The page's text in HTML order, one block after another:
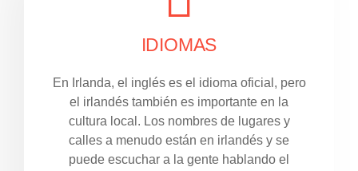
IDIOMAS
En Irlanda, el inglés es el idioma oficial, pero
el irlandés también es importante en la
cultura local. Los nombres de lugares y
calles a menudo están en irlandés y se
puede escuchar a la gente hablando el